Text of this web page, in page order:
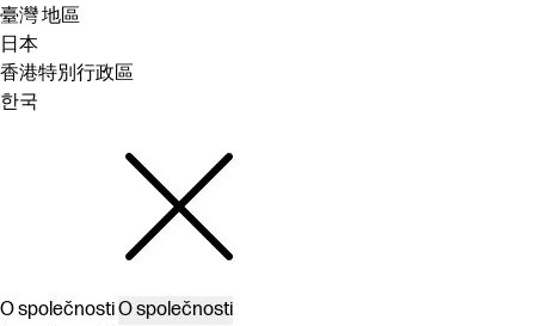
臺灣 地區
日本
香港特別行政區
한국
O společnostiO společnosti